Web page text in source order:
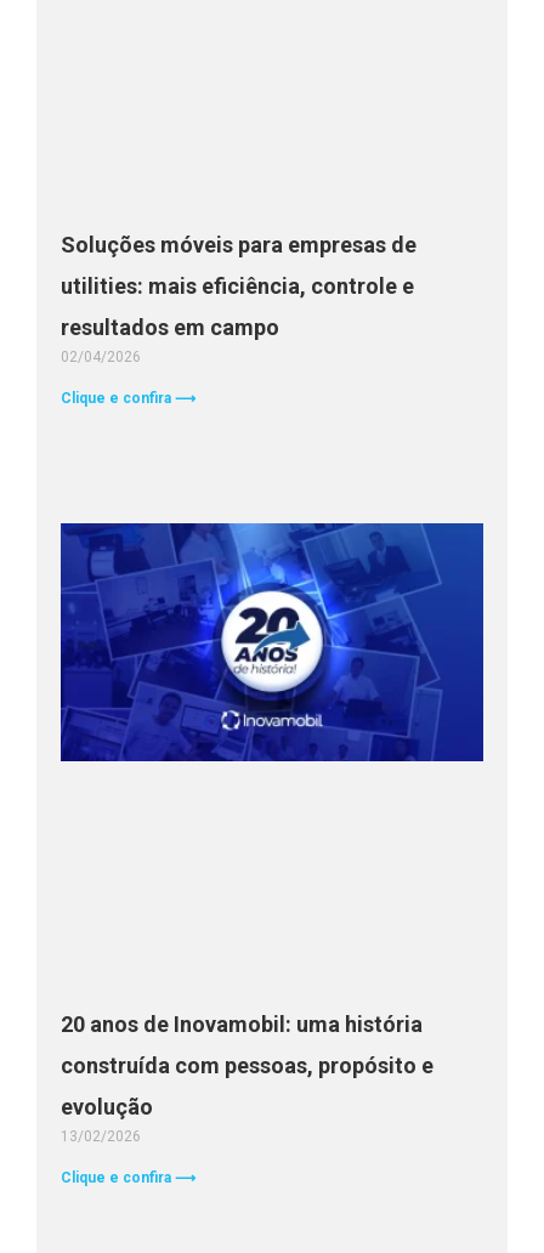
Soluções móveis para empresas de
utilities: mais eficiência, controle e
resultados em campo
02/04/2026
Clique e confira ⟶
20 anos de Inovamobil: uma história
construída com pessoas, propósito e
evolução
13/02/2026
Clique e confira ⟶